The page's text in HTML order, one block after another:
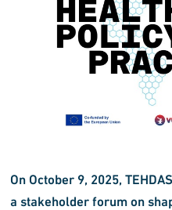
On October 9, 2025,
a stakeholder forum on